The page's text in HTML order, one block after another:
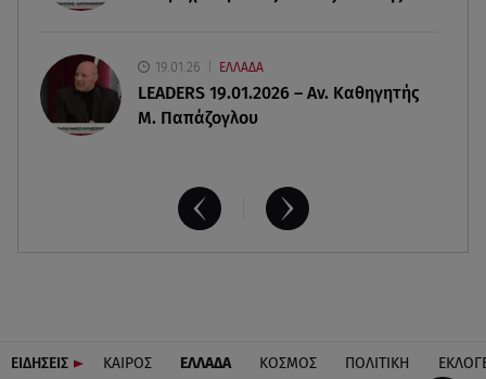
19.01.26 ΕΛΛΑΔΑ
LEADERS 19.01.2026 – Αν. Καθηγητής
Μ. Παπάζογλου
ΕΙΔΗΣΕΙΣ ΚΑΙΡΟΣ ΕΛΛΑΔΑ ΚΟΣΜΟΣ ΠΟΛΙΤΙΚΗ